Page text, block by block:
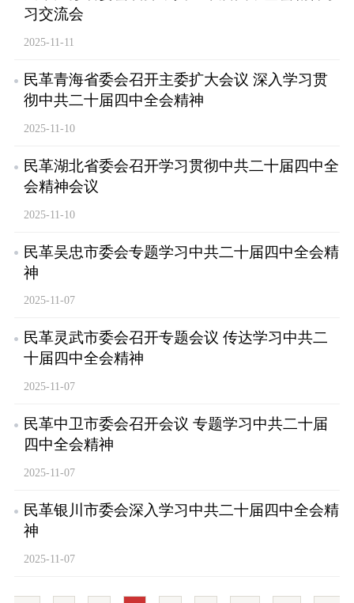
习交流会
2025-11-11
民革青海省委会召开主委扩大会议 深入学习贯
彻中共二十届四中全会精神
2025-11-10
民革湖北省委会召开学习贯彻中共二十届四中全
会精神会议
2025-11-10
民革吴忠市委会专题学习中共二十届四中全会精
神
2025-11-07
民革灵武市委会召开专题会议 传达学习中共二
十届四中全会精神
2025-11-07
民革中卫市委会召开会议 专题学习中共二十届
四中全会精神
2025-11-07
民革银川市委会深入学习中共二十届四中全会精
神
2025-11-07